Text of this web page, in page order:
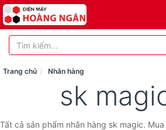
Trang chủ Nhãn hàng
sk
Tất cả sản phẩm nhãn hàng sk magic.